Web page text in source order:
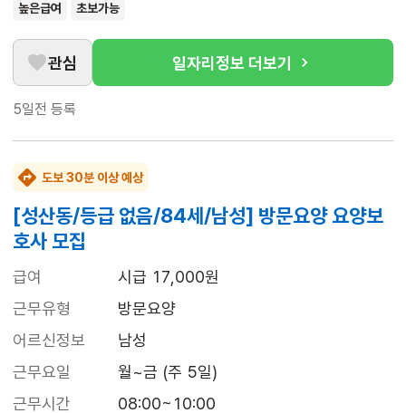
높은급여 초보가능
관심 일자리정보 더보기
5일전 등록
도보 30분 이상 예상
[성산동/등급 없음/84세/남성] 방문요양 요양보
호사 모집
급여
시급 17,000원
근무유형
방문요양
어르신정보
남성
근무요일
월~금 (주 5일)
근무시간
08:00~10:00